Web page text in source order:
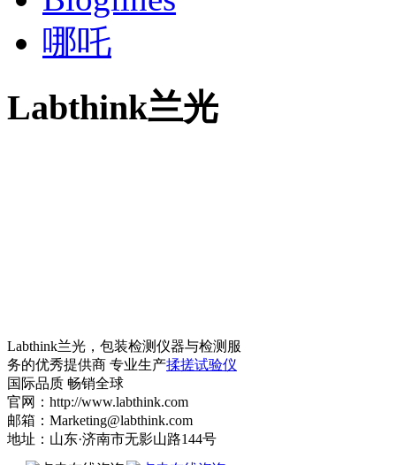
哪吒
Labthink兰光
Labthink兰光，包装检测仪器与检测服
务的优秀提供商 专业生产揉搓试验仪
国际品质 畅销全球
官网：http://www.labthink.com
邮箱：Marketing@labthink.com
地址：山东·济南市无影山路144号